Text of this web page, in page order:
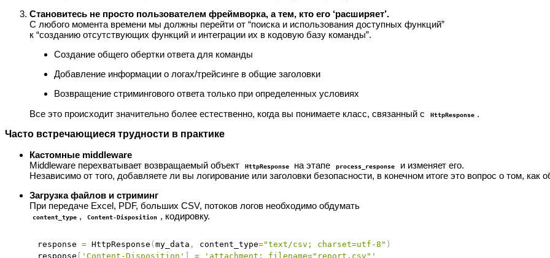
Становитесь не просто пользователем фреймворка, а тем, кто его ‘расширяет’.
С любого момента времени мы должны перейти от “поиска и использования доступных функций”
к “созданию отсутствующих функций и интеграции их в кодовую базу команды”.
Создание общего обертки ответа для команды
Добавление информации о логах/трейсинге в общие заголовки
Возвращение стримингового ответа только при определенных условиях
Все это происходит значительно более естественно, когда вы понимаете класс, связанный с
HttpResponse .
Часто встречающиеся трудности в практике
Кастомные middleware
Middleware перехватывает возвращаемый объект
HttpResponse на этапе process_response
и изменяет его.
Независимо от того, добавляете ли вы логирование или заголовки безопасности, в конечном итоге это вопрос о том, как
Загрузка файлов и стриминг
При передаче Excel, PDF, больших CSV, потоков логов необходимо обдумать
content_type , Content-Disposition , кодировку.
response = HttpResponse ( my_data , content_type="text/csv; charset=utf-8" )
response
'Content-Disposition' = 'attachment; filename="report.csv"'